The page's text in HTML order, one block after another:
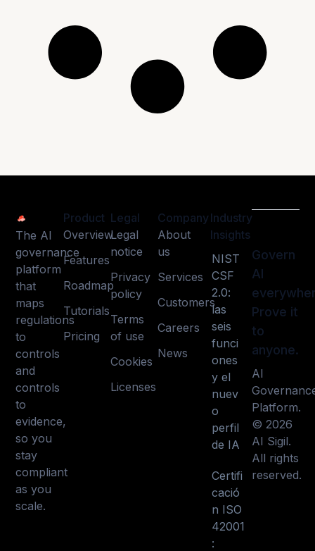
The AI
governance
platform
that
maps
regulations
to
controls
and
controls
to
evidence,
so you
stay
compliant
as you
scale.
Product
Overview
Features
Roadmap
Tutorials
Pricing
Legal
Legal
notice
Privacy
policy
Terms
of use
Cookies
Licenses
Company
About
us
Services
Customers
Careers
News
Industry
Insights
NIST
CSF
2.0:
las
seis
funci
ones
y el
nuev
o
perfil
de IA
Certifi
cació
n ISO
42001
:
Govern
AI
Prove it
to
anyone.
AI
Platform.
© 2026
AI Sigil.
All rights
reserved.